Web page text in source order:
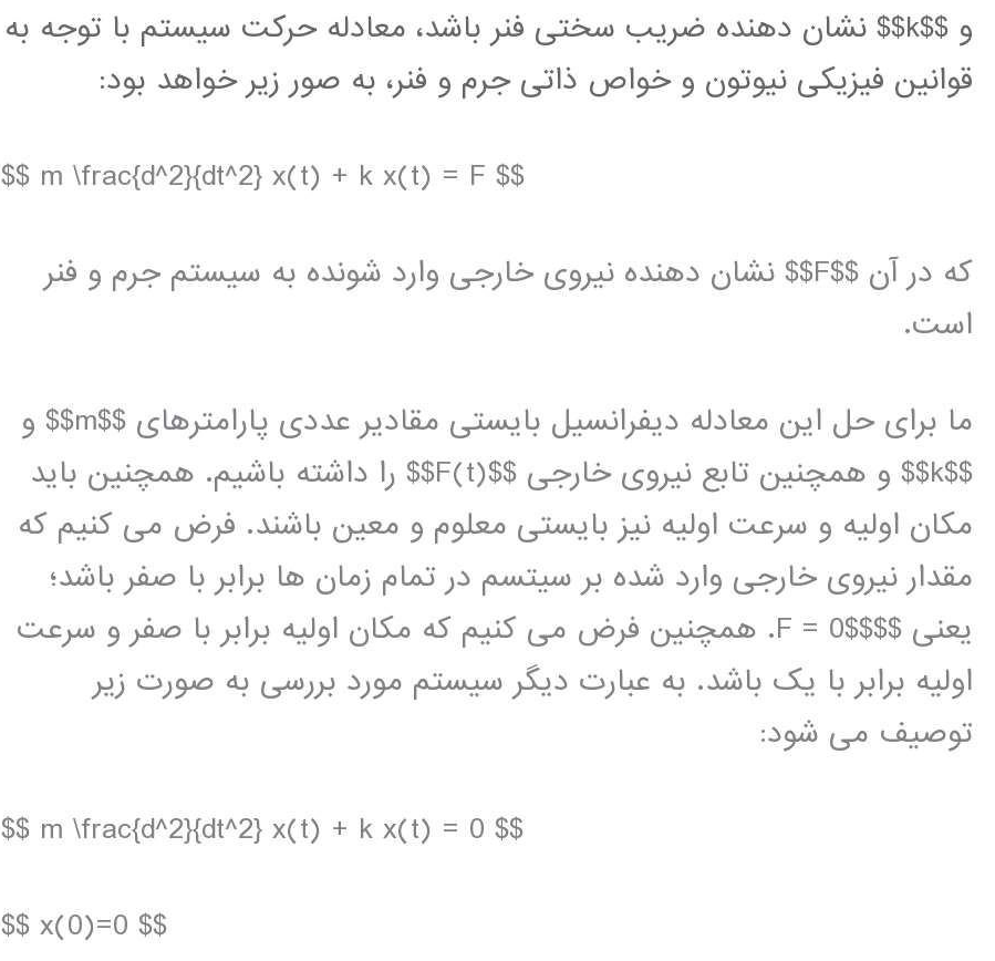
و $$k$$ نشان دهنده ضریب سختی فنر باشد، معادله حرکت سیستم با توجه به
قوانین فیزیکی نیوتون و خواص ذاتی جرم و فنر، به صور زیر خواهد بود:
$$ m \frac{d^2}{dt^2} x(t) + k x(t) = F $$
که در آن $$F$$ نشان دهنده نیروی خارجی وارد شونده به سیستم جرم و فنر
است.
ما برای حل این معادله دیفرانسیل بایستی مقادیر عددی پارامترهای $$m$$ و
$$k$$ و همچنین تابع نیروی خارجی $$F(t)$$ را داشته باشیم. همچنین باید
مکان اولیه و سرعت اولیه نیز بایستی معلوم و معین باشند. فرض می کنیم که
مقدار نیروی خارجی وارد شده بر سیتسم در تمام زمان ها برابر با صفر باشد؛
یعنی $$F = 0$$. همچنین فرض می کنیم که مکان اولیه برابر با صفر و سرعت
اولیه برابر با یک باشد. به عبارت دیگر سیستم مورد بررسی به صورت زیر
توصیف می شود:
$$ m \frac{d^2}{dt^2} x(t) + k x(t) = 0 $$
$$ x(0)=0 $$